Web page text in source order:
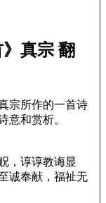
》真宗 翻
宗所作的一首诗
意和赏析。
，谆谆教诲显
诚奉献，福祉无